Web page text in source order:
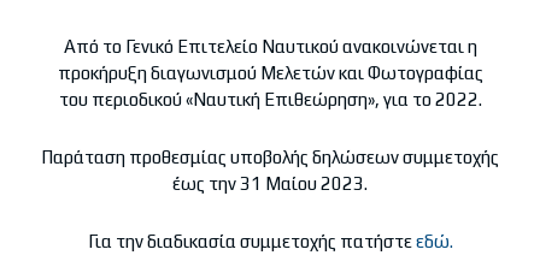
Από το Γενικό Επιτελείο Ναυτικού ανακοινώνεται η
προκήρυξη διαγωνισμού Μελετών και Φωτογραφίας
του περιοδικού «Ναυτική Επιθεώρηση», για το 2022.
Παράταση προθεσμίας υποβολής δηλώσεων συμμετοχής
έως την 31 Μαίου 2023.
Για την διαδικασία συμμετοχής πατήστεεδώ.